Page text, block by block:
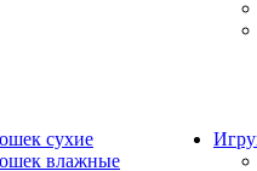
сухие
влажные